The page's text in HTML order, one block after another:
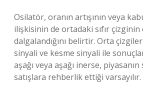
Osilatör, oranın artışının veya
ilişkisinin de ortadaki sıfır çizginin
dalgalandığını belirtir. Orta
sinyali ve kesme sinyali ile
aşağı veya aşağı inerse,
satışlara rehberlik ettiği varsayılır.